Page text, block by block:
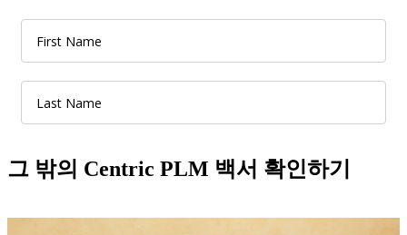
그 밖의 Centric PLM 백서 확인하기